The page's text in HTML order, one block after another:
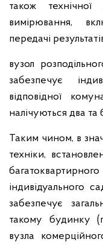
також технічної
вимірювання,
передачі
вузол
забезпечує
відповідної
налічуються два та
Таким чином, в
техніки,
індивідуального
забезпечує
такому будинку
вузла